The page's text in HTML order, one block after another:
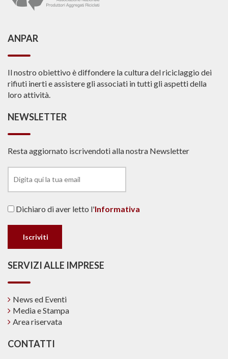
ANPAR
Il nostro obiettivo è diffondere la cultura del riciclaggio dei
rifiuti inerti e assistere gli associati in tutti gli aspetti della
loro attività.
NEWSLETTER
Resta aggiornato iscrivendoti alla nostra Newsletter
Dichiaro di aver letto l'Informativa
SERVIZI ALLE IMPRESE
News ed Eventi
Media e Stampa
Area riservata
CONTATTI